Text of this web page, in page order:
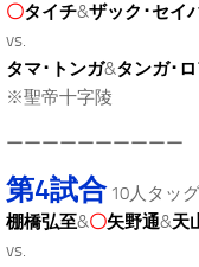
〇タイチ&ザック･セイ
vs.
タマ･トンガ&タンガ･
※聖帝十字陵
ーーーーーーーーーー
第4試合10人タッ
棚橋弘至&〇矢野通&天
vs.